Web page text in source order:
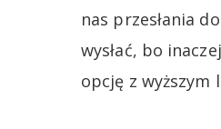
nas przesłania
wysłać, bo
opcję z wyższym